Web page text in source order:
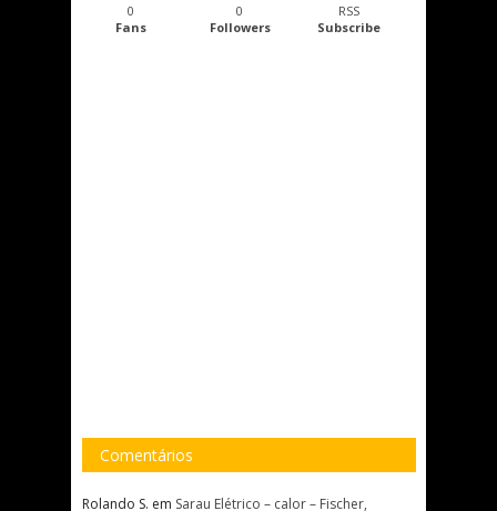
0
Fans
0
Followers
RSS
Subscribe
Comentários
Rolando S. em Sarau Elétrico – calor – Fischer,